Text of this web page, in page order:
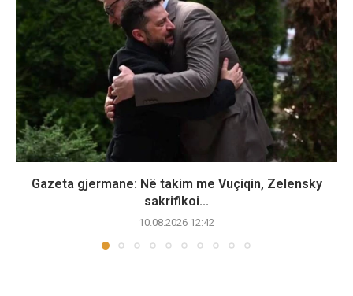
Gazeta gjermane: Në takim me Vuçiqin, Zelensky
sakrifikoi...
10.08.2026 12:42